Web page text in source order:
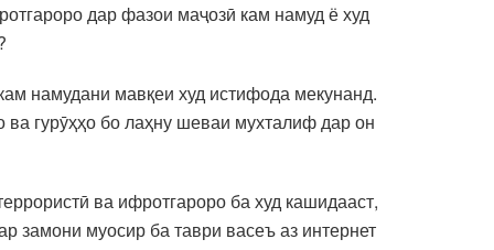
дар фазои маҷозӣ кам намуд ё худ
намудани мавқеи худ истифода мекунанд.
гурӯҳҳо бо лаҳну шеваи мухталиф дар он
ва ифротгароро ба худ кашидааст,
замони муосир ба таври васеъ аз интернет